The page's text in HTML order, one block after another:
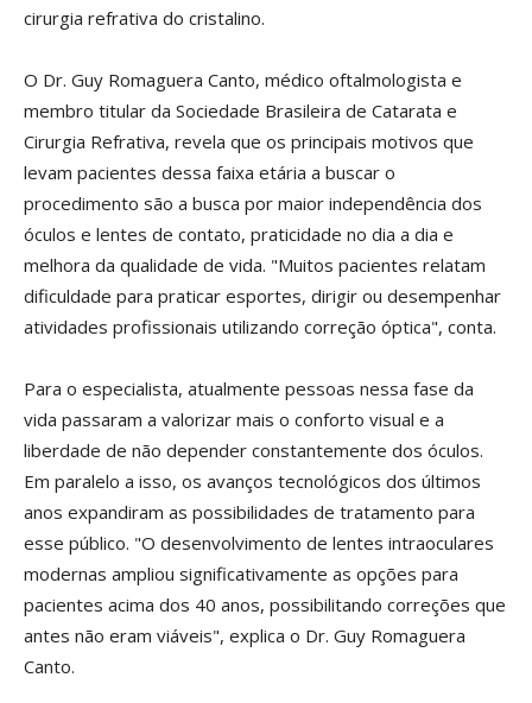
cirurgia refrativa do cristalino.
O Dr. Guy Romaguera Canto, médico oftalmologista e
membro titular da Sociedade Brasileira de Catarata e
Cirurgia Refrativa, revela que os principais motivos que
levam pacientes dessa faixa etária a buscar o
procedimento são a busca por maior independência dos
óculos e lentes de contato, praticidade no dia a dia e
melhora da qualidade de vida. "Muitos pacientes relatam
dificuldade para praticar esportes, dirigir ou desempenhar
atividades profissionais utilizando correção óptica", conta.
Para o especialista, atualmente pessoas nessa fase da
vida passaram a valorizar mais o conforto visual e a
liberdade de não depender constantemente dos óculos.
Em paralelo a isso, os avanços tecnológicos dos últimos
anos expandiram as possibilidades de tratamento para
esse público. "O desenvolvimento de lentes intraoculares
modernas ampliou significativamente as opções para
pacientes acima dos 40 anos, possibilitando correções que
antes não eram viáveis", explica o Dr. Guy Romaguera
Canto.